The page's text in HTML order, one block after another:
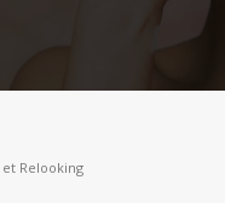
Relooking